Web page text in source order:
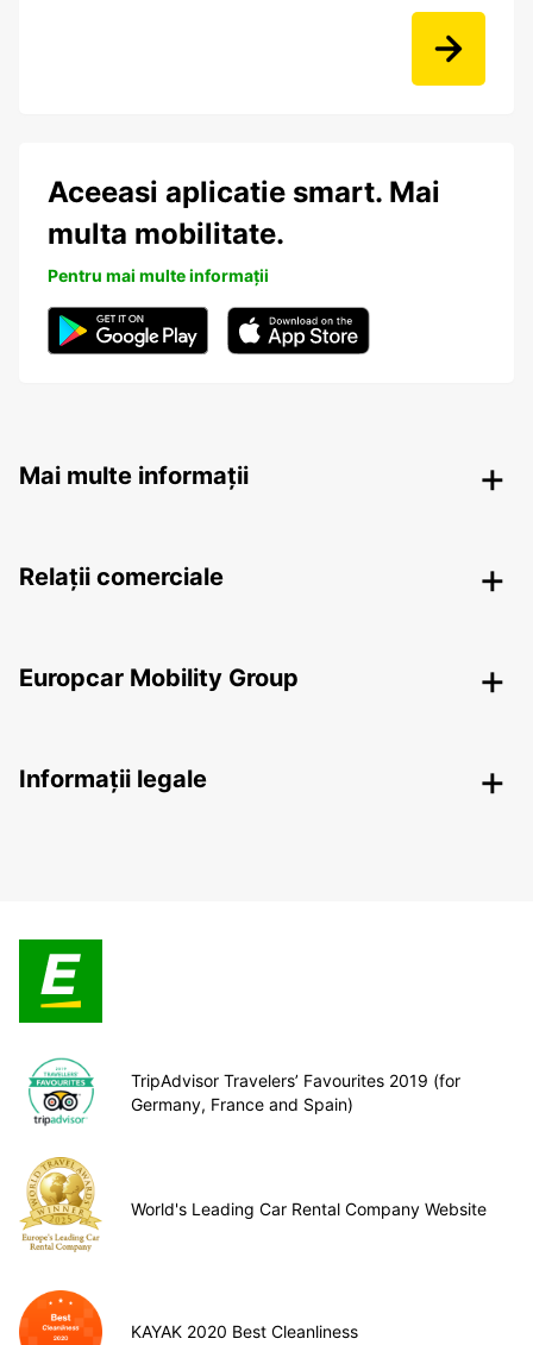
Aceeasi aplicatie smart. Mai
multa mobilitate.
Pentru mai multe informații
Mai multe informații
Relații comerciale
Europcar Mobility Group
Informații legale
TripAdvisor Travelers’ Favourites 2019 (for
Germany, France and Spain)
World's Leading Car Rental Company Website
KAYAK 2020 Best Cleanliness